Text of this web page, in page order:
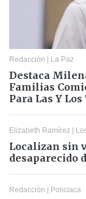
Redacción La Paz
Destaca
Familias
Para Las Y
Elizabeth Ramírez
Localizan sin
desaparecido
Redacción Policiaca